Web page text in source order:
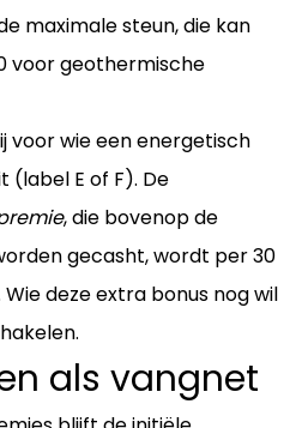
maximale steun, die kan
voor geothermische
voor wie een energetisch
(label E of F). De
, die bovenop de
gecasht, wordt per 30
deze extra bonus nog wil
als vangnet